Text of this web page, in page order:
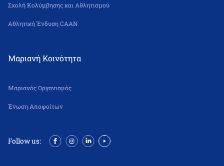
Σχολή Κολύμβησης και Αθλητισμού
Αθλητική Ένδυση CAAN
Μαριανή Κοινότητα
Μαριανός Οργανισμός
Ένωση Αποφοίτων
Follow us: